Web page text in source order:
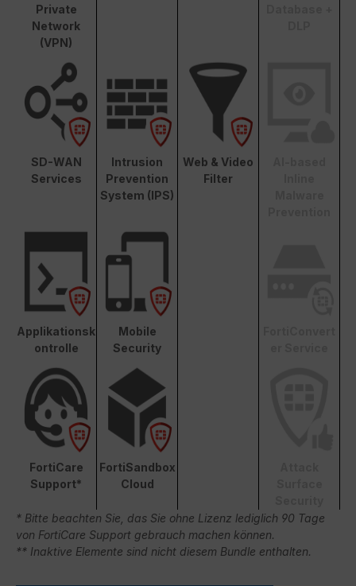
Private
Network
(VPN)
SD-WAN
Services
Intrusion
Prevention
System (IPS)
Web & Video
Filter
Applikationsk
ontrolle
Mobile
Security
FortiCare
Support*
FortiSandbox
Cloud
* Bitte beachten Sie, das Sie ohne Lizenz lediglich 90 Tage
von FortiCare Support gebrauch machen können.
** Inaktive Elemente sind nicht diesem Bundle enthalten.